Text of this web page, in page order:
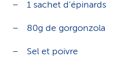
1 sachet d’épinards
80g de gorgonzola
Sel et poivre